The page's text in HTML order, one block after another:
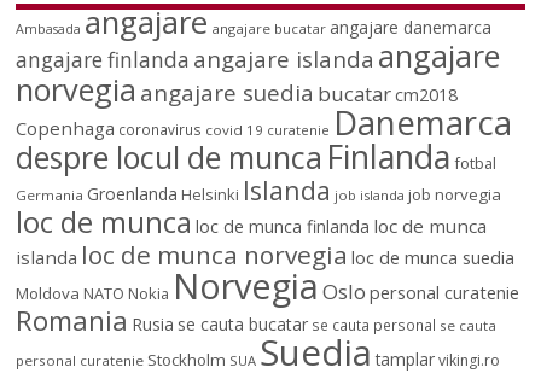
Ambasada angajare angajare bucatar angajare danemarca
angajare finlanda angajare islanda angajare
norvegia angajare suedia bucatarcm2018
Copenhaga coronavirus covid 19 curatenie Danemarca
despre locul de munca Finlanda fotbal
Germania Groenlanda Helsinki Islanda job islanda job norvegia
loc de munca loc de munca finlanda loc de munca
islanda loc de munca norvegia loc de munca suedia
Moldova NATO Nokia NorvegiaOslo personal curatenie
Romania Rusia se cauta bucatar se cauta personal se cauta
personal curatenie Stockholm SUA Suedia tamplar vikingi.ro